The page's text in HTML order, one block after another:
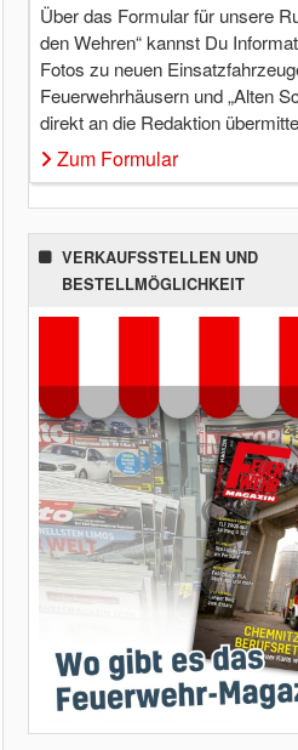
Über das Formular für unsere
den Wehren“ kannst Du
Fotos zu neuen
Feuerwehrhäusern und „Alten
direkt an die Redaktion
Zum Formular
VERKAUFSSTELLEN UND
BESTELLMÖGLICHKEIT